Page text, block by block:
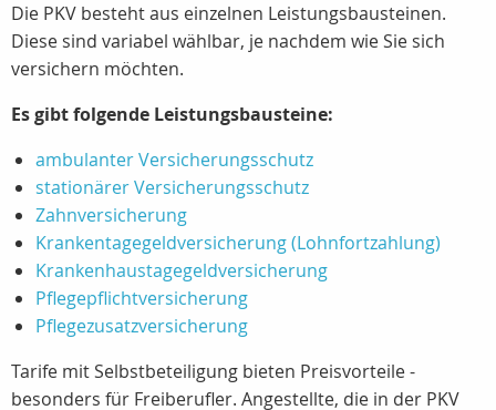
Die PKV besteht aus einzelnen Leistungsbausteinen.
Diese sind variabel wählbar, je nachdem wie Sie sich
versichern möchten.
Es gibt folgende Leistungsbausteine:
ambulanter Versicherungsschutz
stationärer Versicherungsschutz
Zahnversicherung
Krankentagegeldversicherung (Lohnfortzahlung)
Krankenhaustagegeldversicherung
Pflegepflichtversicherung
Pflegezusatzversicherung
Tarife mit Selbstbeteiligung bieten Preisvorteile -
besonders für Freiberufler. Angestellte, die in der PKV